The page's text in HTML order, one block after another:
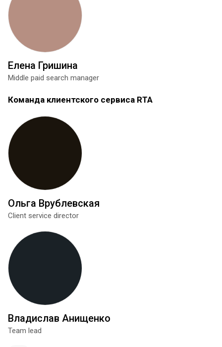
Елена Гришина
Middle paid search manager
Команда клиентского сервиса RTA
Ольга Врублевская
Client service director
Владислав Анищенко
Team lead